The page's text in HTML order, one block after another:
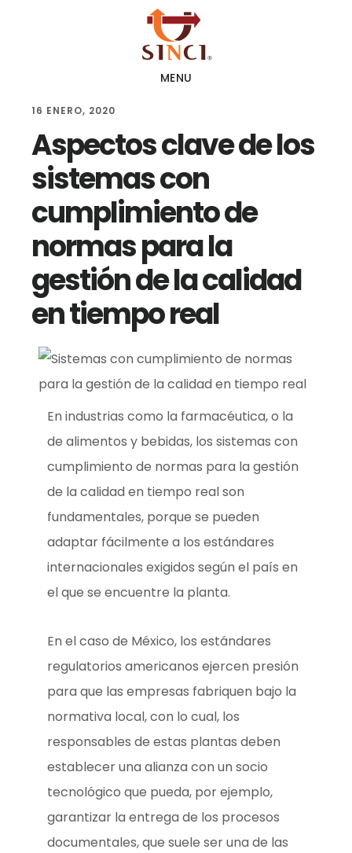
MENU
16 ENERO, 2020
Aspectos clave de los
sistemas con
cumplimiento de
normas para la
gestión de la calidad
en tiempo real
En industrias como la farmacéutica, o la
de alimentos y bebidas, los sistemas con
cumplimiento de normas para la gestión
de la calidad en tiempo real son
fundamentales, porque se pueden
adaptar fácilmente a los estándares
internacionales exigidos según el país en
el que se encuentre la planta.
En el caso de México, los estándares
regulatorios americanos ejercen presión
para que las empresas fabriquen bajo la
normativa local, con lo cual, los
responsables de estas plantas deben
establecer una alianza con un socio
tecnológico que pueda, por ejemplo,
garantizar la entrega de los procesos
documentales, que suele ser una de las